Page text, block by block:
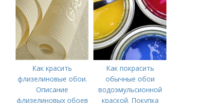
инструкция
покрытия
Как красить
флизелиновые обои.
Описание
флизелиновых обоев
Как покрасить
обычные обои
водоэмульсионной
краской. Покупка